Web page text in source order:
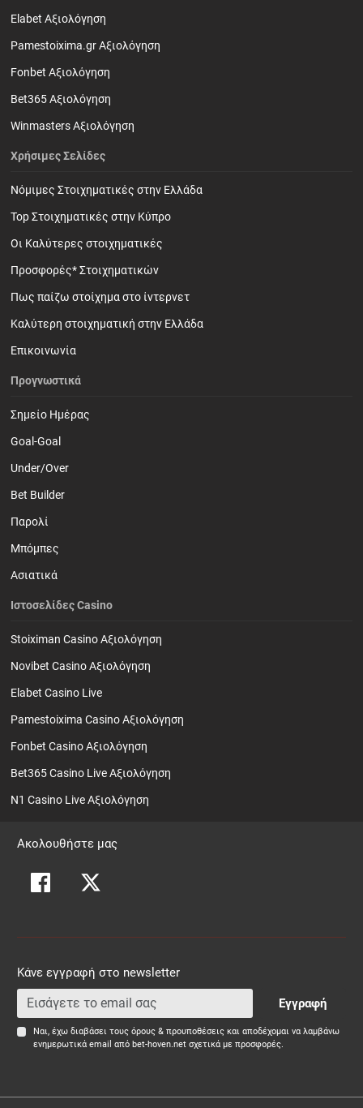
Elabet Αξιολόγηση
Pamestoixima.gr Αξιολόγηση
Fonbet Αξιολόγηση
Bet365 Αξιολόγηση
Winmasters Αξιολόγηση
Χρήσιμες Σελίδες
Νόμιμες Στοιχηματικές στην Ελλάδα
Top Στοιχηματικές στην Κύπρο
Οι Καλύτερες στοιχηματικές
Προσφορές* Στοιχηματικών
Πως παίζω στοίχημα στο ίντερνετ
Καλύτερη στοιχηματική στην Ελλάδα
Επικοινωνία
Προγνωστικά
Σημείο Ημέρας
Goal-Goal
Under/Over
Bet Builder
Παρολί
Mπόμπες
Ασιατικά
Ιστοσελίδες Casino
Stoiximan Casino Αξιολόγηση
Novibet Casino Αξιολόγηση
Elabet Casino Live
Pamestoixima Casino Αξιολόγηση
Fonbet Casino Αξιολόγηση
Bet365 Casino Live Αξιολόγηση
N1 Casino Live Αξιολόγηση
Ακολουθήστε μας
Κάνε εγγραφή στο newsletter
Εγγραφή
Ναι, έχω διαβάσει τους όρους & προυποθέσεις και αποδέχομαι να λαμβάνω
ενημερωτικά email από bet-hoven.net σχετικά με προσφορές.